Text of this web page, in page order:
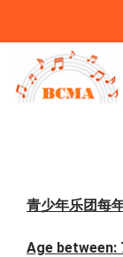
青少年乐团每
Age between: